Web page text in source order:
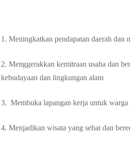
1. Meningkatkan pendapatan daerah dan
2. Menggerakkan kemitraan usaha dan
kebudayaan dan lingkungan alam
3. Membuka lapangan kerja untuk warga
4. Menjadikan wisata yang sehat dan